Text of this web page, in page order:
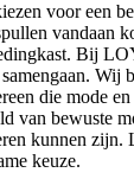
voor een
vandaan
Bij
Wij
die mode
van bewuste
kunnen zijn.
keuze.